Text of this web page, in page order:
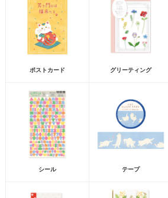
ポストカード グリーティング
シール テープ